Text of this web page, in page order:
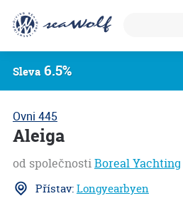
Ovni 445
Aleiga
od společnostiBoreal Yachting
Přístav:Longyearbyen
Sleva6.5%